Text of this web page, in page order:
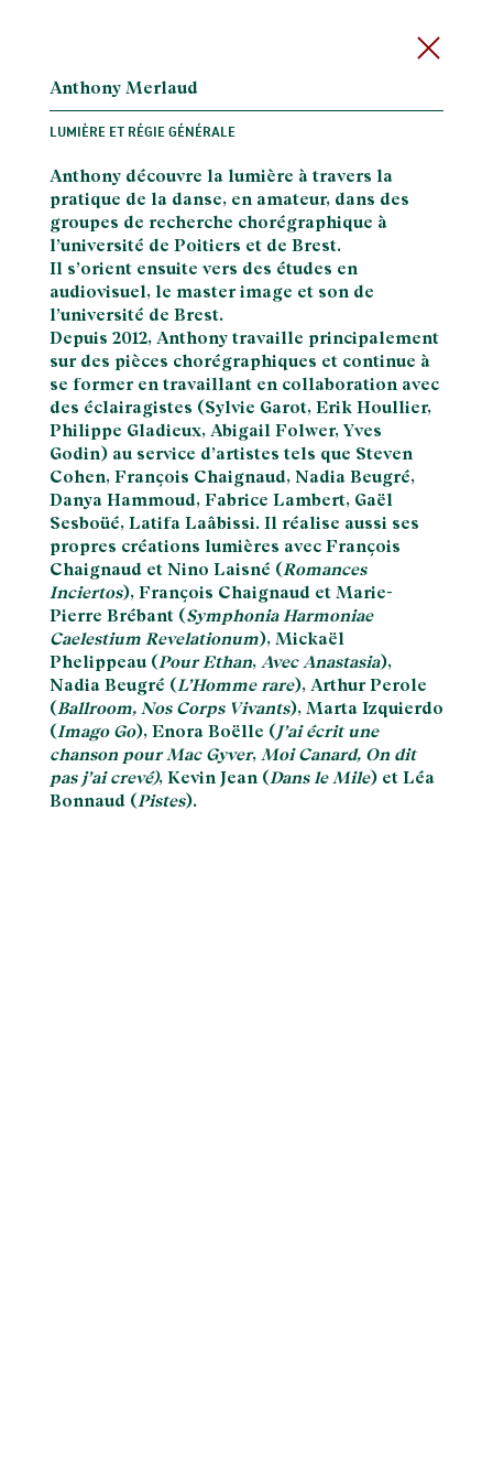
Anthony Merlaud
LUMIÈRE ET RÉGIE GÉNÉRALE
Anthony découvre la lumière à travers la
pratique de la danse, en amateur, dans des
groupes de recherche chorégraphique à
l’université de Poitiers et de Brest.
Il s’orient ensuite vers des études en
audiovisuel, le master image et son de
l’université de Brest.
Depuis 2012, Anthony travaille principalement
sur des pièces chorégraphiques et continue à
se former en travaillant en collaboration avec
des éclairagistes (Sylvie Garot, Erik Houllier,
Philippe Gladieux, Abigail Folwer, Yves
Godin) au service d’artistes tels que Steven
Cohen, François Chaignaud, Nadia Beugré,
Danya Hammoud, Fabrice Lambert, Gaël
Sesboüé, Latifa Laâbissi. Il réalise aussi ses
propres créations lumières avec François
Chaignaud et Nino Laisné (Romances
Inciertos), François Chaignaud et Marie-
Pierre Brébant (Symphonia Harmoniae
Caelestium Revelationum), Mickaël
Phelippeau (Pour Ethan, Avec Anastasia),
Nadia Beugré (L’Homme rare), Arthur Perole
(Ballroom, Nos Corps Vivants), Marta Izquierdo
(Imago Go), Enora Boëlle (J’ai écrit une
chanson pour Mac Gyver, Moi Canard, On dit
pas j’ai crevé), Kevin Jean (Dans le Mile) et Léa
Bonnaud (Pistes).